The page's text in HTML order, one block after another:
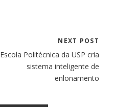
NEXT POST
Escola Politécnica da USP cria
sistema inteligente de
enlonamento